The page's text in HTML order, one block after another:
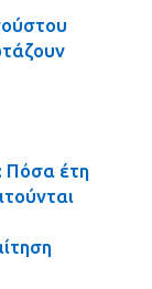
Πόσα έτη